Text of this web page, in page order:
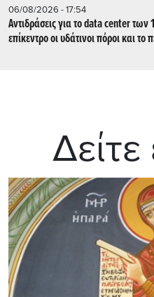
06/08/2026 - 17:54
Αντιδράσεις για το data center των 15 δισ. της
επίκεντρο οι υδάτινοι πόροι και το
Δείτε